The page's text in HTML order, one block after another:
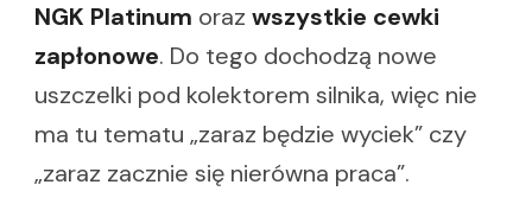
NGK Platinum oraz wszystkie cewki
zapłonowe. Do tego dochodzą nowe
uszczelki pod kolektorem silnika, więc nie
ma tu tematu „zaraz będzie wyciek” czy
„zaraz zacznie się nierówna praca”.